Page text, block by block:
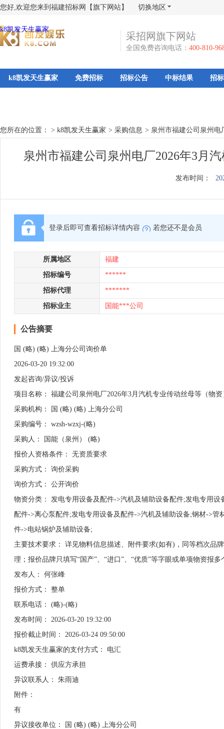
您好,欢迎您来到福建招标网【旗下网站】 切换地区
k8凯发天生赢家
采招网旗下网站
全国免费咨询电话： 400-810-
k8凯发天生赢家 免费招标 招标公告 中标结果 招
您所在的位置： > k8凯发天生赢家 > 采购信息 > 泉州市福建公司泉州电
泉州市福建公司泉州电厂2026年3月
发布时间：
登录后即可查看招标详情内容 若您还不是会员
所属地区 福建
招标编号 ******
招标代理 *******
招标业主 国能***公司
公告摘要
国 (略) (略) 上海分公司询价单
2026-03-20 19:32:00
发起咨询/异议/投诉
项目名称： 福建公司泉州电厂2026年3月汽机专业传动丝母等（物
采购机构： 国 (略) (略) 上海分公司
采购编号： wzsh-wzxj-(略)
采购人： 国能（泉州） (略)
报价人资格条件： 无资质要求
采购方式： 询价采购
询价方式： 公开询价
物资分类： 发电专用设备及配件->汽机及辅助设备配件;发电专用
配件->离心泵配件;发电专用设备及配件->汽机及辅助设备;钢材->
件->电站锅炉及辅助设备;
主要技术要求： 详见物料信息描述、附件要求(如有)，同等档次品
理；报价品牌只填写“国产”、“进口”、“优质”等字眼或单项物资报
发布人： 何张峰
报价方式： 整单
联系电话： (略)-(略)
发布时间： 2026-03-20 19:32:00
报价截止时间： 2026-03-24 09:50:00
k8凯发天生赢家的支付方式： 电汇
运费承接： 供应方承担
异议联系人： 朱雨迪
附件：
有
异议接收单位： 国 (略) (略) 上海分公司